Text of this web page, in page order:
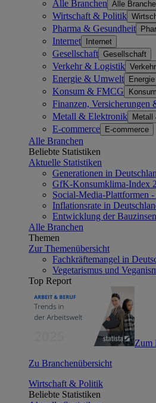
Alle Branchen Alle
Wirtschaft & Politik
Pharma & Gesundheit
Internet Internet
Gesellschaft Gesellschaft
Verkehr & Logistik
Energie & Umwelt
Konsum & FMCG
Finanzen, Versicherungen
Metall & Elektronik Metall
E-commerce E-commerce
Alle Branchen
Beliebte Statistiken
Aktuelle Statistiken
Generationen in
GfK-Konsumklima-Index
Social-Media-Plattformen
Inflationsrate in
Entwicklung der
Alle Branchen
Themen
Zur Themenübersicht
Fachkräftemangel in
Vegetarismus und
Top Report
Zum
Zu Branchenübersicht
Wirtschaft & Politik
Beliebte Statistiken